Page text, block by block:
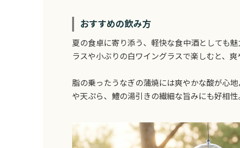
おすすめの飲み方
夏の食卓に寄り添う、軽快な食中酒としても
ラスや小ぶりの白ワイングラスで楽しむと、
脂の乗ったうなぎの蒲焼には爽やかな酸が心
や天ぷら、鱧の湯引きの繊細な旨みにも好相